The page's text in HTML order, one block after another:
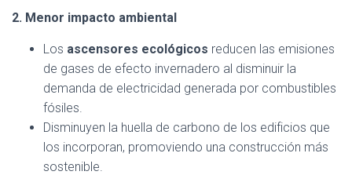
2. Menor impacto ambiental
Los ascensores ecológicos reducen las emisiones
de gases de efecto invernadero al disminuir la
demanda de electricidad generada por combustibles
fósiles.
Disminuyen la huella de carbono de los edificios que
los incorporan, promoviendo una construcción más
sostenible.